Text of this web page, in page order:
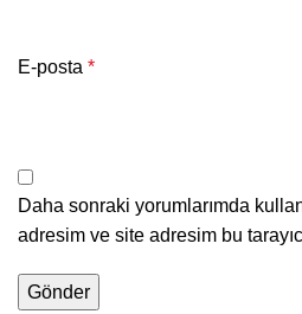
E-posta *
Daha sonraki yorumlarımda
adresim ve site adresim bu